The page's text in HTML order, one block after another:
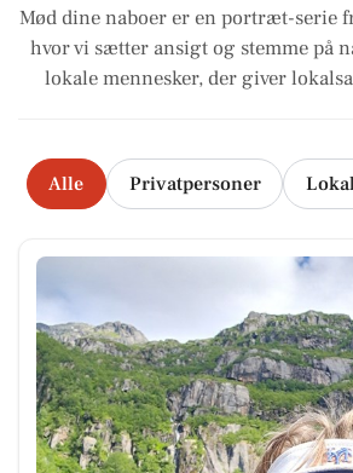
Mød dine naboer er en portræt-serie
hvor vi sætter ansigt og stemme på
lokale mennesker, der giver
Alle Privatpersoner